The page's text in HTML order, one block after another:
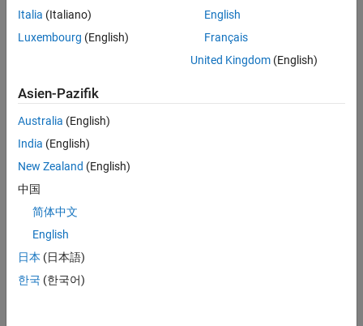
View full series
RELATED VIDEOS:
Embedded Code Generation for
Italia (Italiano)
Luxembourg (English)
English
Français
United Kingdom(English)
Asien-Pazifik
Australia (English)
India (English)
New Zealand (English)
中国
简体中文
English
日本 (日本語)
한국 (한국어)